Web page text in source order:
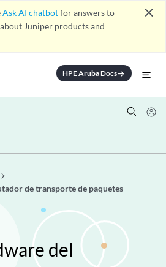
Ask AI chatbotfor answers to
Juniper products and
close
HPE Aruba Docsarrow_forward
de transporte de paquetes
del